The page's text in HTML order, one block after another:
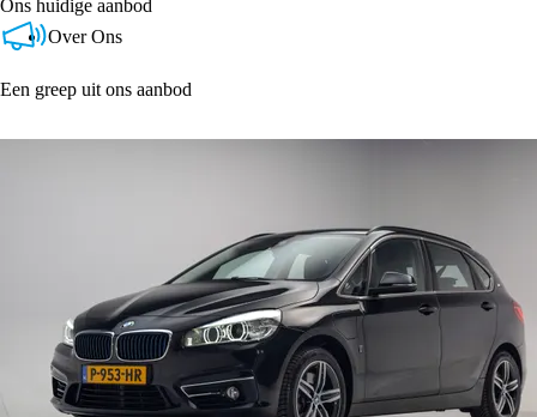
Over Ons
Ons huidige aanbod
Een greep uit ons aanbod